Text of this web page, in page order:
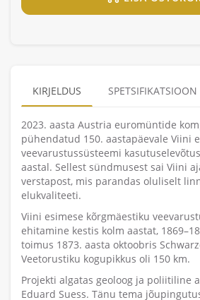
KIRJELDUS SPETSIFIKATSIOON
2023. aasta Austria euromüntide
pühendatud 150. aastapäevale Viini
veevarustussüsteemi
aastal. Sellest sündmusest sai Viini
verstapost, mis parandas oluliselt
elukvaliteeti.
Viini esimese kõrgmäestiku
ehitamine kestis kolm aastat,
toimus 1873. aasta oktoobris
Veetorustiku kogupikkus oli 150 km.
Projekti algatas geoloog ja poliitiline
Eduard Suess. Tänu tema